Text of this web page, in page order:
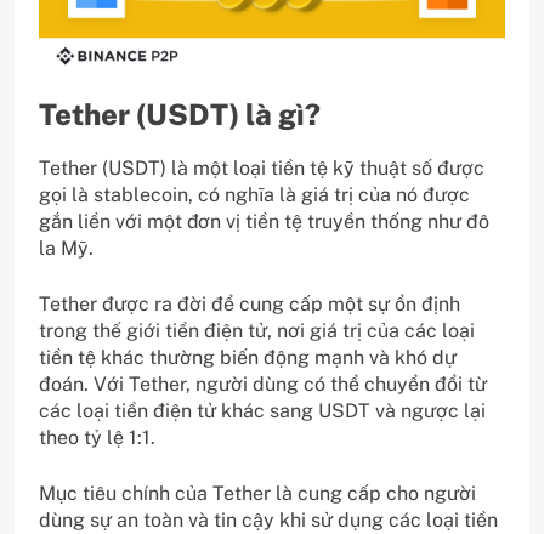
Tether (USDT) là gì?
Tether (USDT) là một loại tiền tệ kỹ thuật số được
gọi là stablecoin, có nghĩa là giá trị của nó được
gắn liền với một đơn vị tiền tệ truyền thống như đô
la Mỹ.
Tether được ra đời để cung cấp một sự ổn định
trong thế giới tiền điện tử, nơi giá trị của các loại
tiền tệ khác thường biến động mạnh và khó dự
đoán. Với Tether, người dùng có thể chuyển đổi từ
các loại tiền điện tử khác sang USDT và ngược lại
theo tỷ lệ 1:1.
Mục tiêu chính của Tether là cung cấp cho người
dùng sự an toàn và tin cậy khi sử dụng các loại tiền